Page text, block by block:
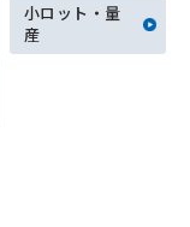
小ロット・量
産